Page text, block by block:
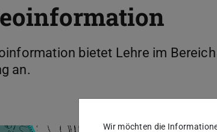
bietet Lehre im Bereich
an.
Wir möchten die